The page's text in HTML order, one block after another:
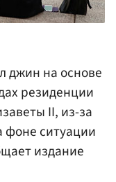
джин на основе
резиденции
II, из-за
фоне ситуации
издание